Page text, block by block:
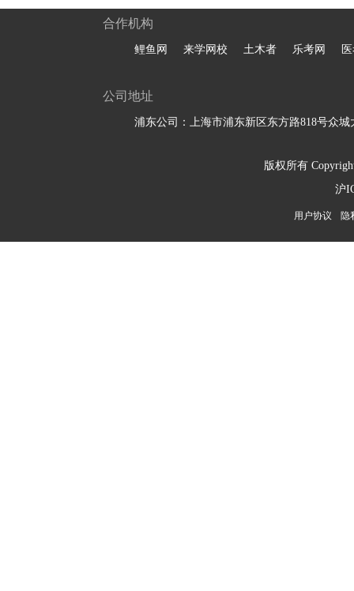
合作机构
鲤鱼网 来学网校 土木者 乐考网
公司地址
浦东公司：上海市浦东新区东方路818号众城
版权所有
沪
用户协议 隐